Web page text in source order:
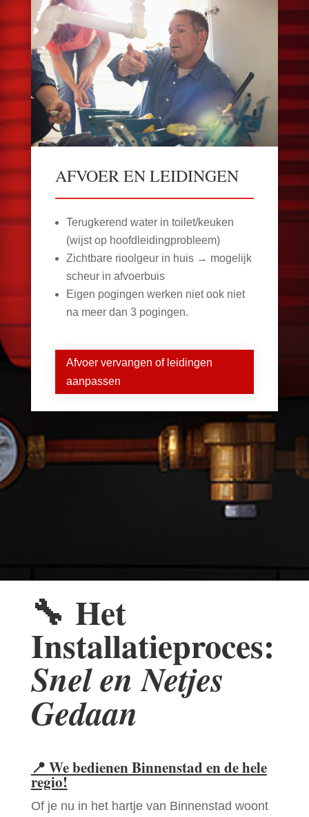
AFVOER EN LEIDINGEN
Terugkerend water in toilet/keuken
(wijst op hoofdleidingprobleem)
Zichtbare rioolgeur in huis → mogelijk
scheur in afvoerbuis
Eigen pogingen werken niet ook niet
na meer dan 3 pogingen.
Afvoer vervangen of leidingen
aanpassen
🔧 Het
Installatieproces:
Snel en Netjes
Gedaan
📍 We bedienen Binnenstad en de hele
regio!
Of je nu in het hartje van Binnenstad woont